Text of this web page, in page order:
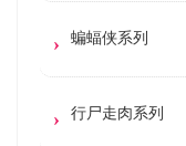
蝙蝠侠系列
行尸走肉系列